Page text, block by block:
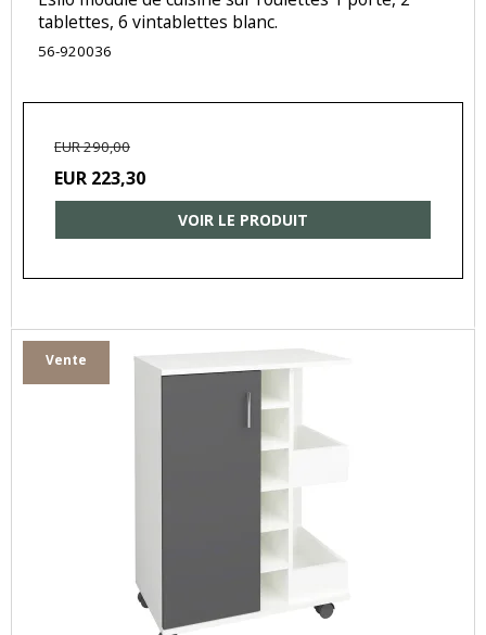
tablettes, 6 vintablettes blanc.
56-920036
EUR 290,00
EUR 223,30
VOIR LE PRODUIT
Vente